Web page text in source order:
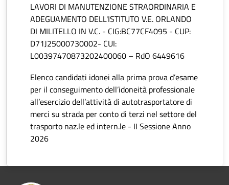
LAVORI DI MANUTENZIONE STRAORDINARIA E
ADEGUAMENTO DELL'ISTITUTO V.E. ORLANDO
DI MILITELLO IN V.C. - CIG:BC77CF4095 - CUP:
D71J25000730002- CUI:
L00397470873202400060 – RdO 6449616
Elenco candidati idonei alla prima prova d’esame
per il conseguimento dell’idoneità professionale
all’esercizio dell’attività di autotrasportatore di
merci su strada per conto di terzi nel settore del
trasporto naz.le ed intern.le - II Sessione Anno
2026